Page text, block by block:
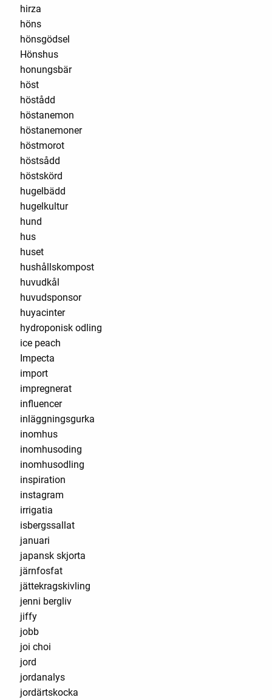
hirza
höns
hönsgödsel
Hönshus
honungsbär
höst
höstådd
höstanemon
höstanemoner
höstmorot
höstsådd
höstskörd
hugelbädd
hugelkultur
hund
hus
huset
hushållskompost
huvudkål
huvudsponsor
huyacinter
hydroponisk odling
ice peach
Impecta
import
impregnerat
influencer
inläggningsgurka
inomhus
inomhusoding
inomhusodling
inspiration
instagram
irrigatia
isbergssallat
januari
japansk skjorta
järnfosfat
jättekragskivling
jenni bergliv
jiffy
jobb
joi choi
jord
jordanalys
jordärtskocka